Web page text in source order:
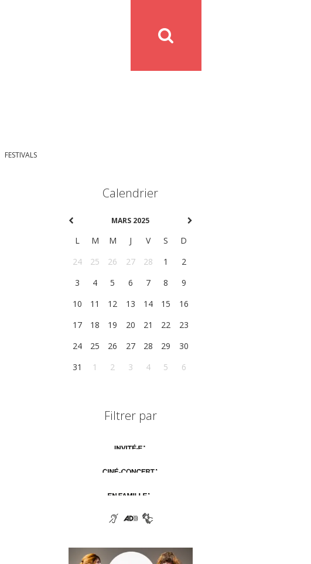
FESTIVALS
Calendrier
MARS 2025
L M M J V S
D
24
25 26 27 28 1
2
3
4 5 6 7 8
9
10
11 12 13 14 15
16
17
18 19 20 21 22
23
24
25 26 27 28 29
30
31
1 2 3 4 5 6
Filtrer par